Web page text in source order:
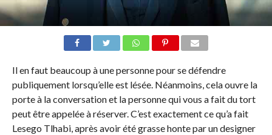
Il en faut beaucoup à une personne pour se défendre
publiquement lorsqu’elle est lésée. Néanmoins, cela ouvre la
porte à la conversation et la personne qui vous a fait du tort
peut être appelée à réserver. C’est exactement ce qu’a fait
Lesego Tlhabi, après avoir été grasse honte par un designer